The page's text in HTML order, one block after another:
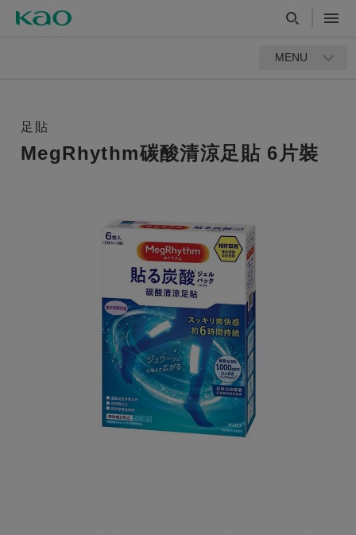
MENU
足貼
MegRhythm碳酸清涼足貼 6片裝